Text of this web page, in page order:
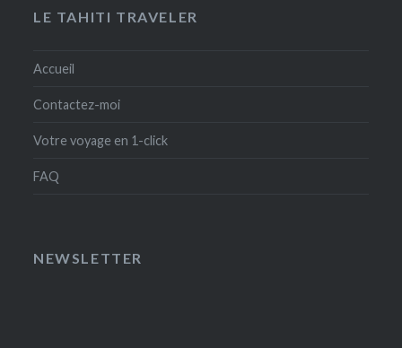
LE TAHITI TRAVELER
Accueil
Contactez-moi
Votre voyage en 1-click
FAQ
NEWSLETTER